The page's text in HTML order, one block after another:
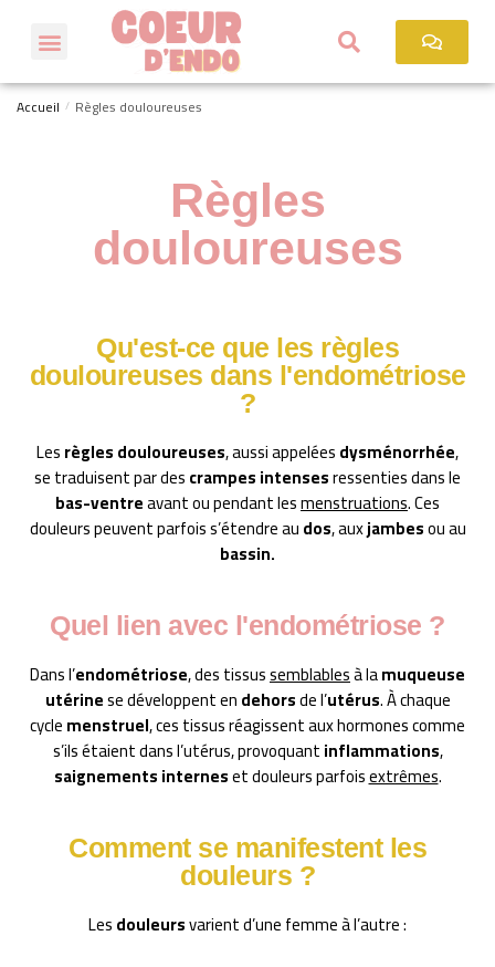
Accueil / Règles douloureuses
Règles
douloureuses
Qu'est-ce que les règles
douloureuses dans l'endométriose
?
Lesrègles douloureuses, aussi appeléesdysménorrhée,
se traduisent par descrampes intensesressenties dans le
bas-ventreavant ou pendant lesmenstruations. Ces
douleurs peuvent parfois s’étendre audos, auxjambesou au
bassin.
Quel lien avec l'endométriose ?
Dans l’endométriose, des tissussemblablesà lamuqueuse
utérinese développent endehorsde l’utérus. À chaque
cyclemenstruel, ces tissus réagissent aux hormones comme
s’ils étaient dans l’utérus, provoquantinflammations,
saignements interneset douleurs parfoisextrêmes.
Comment se manifestent les
douleurs ?
Lesdouleursvarient d’une femme à l’autre :